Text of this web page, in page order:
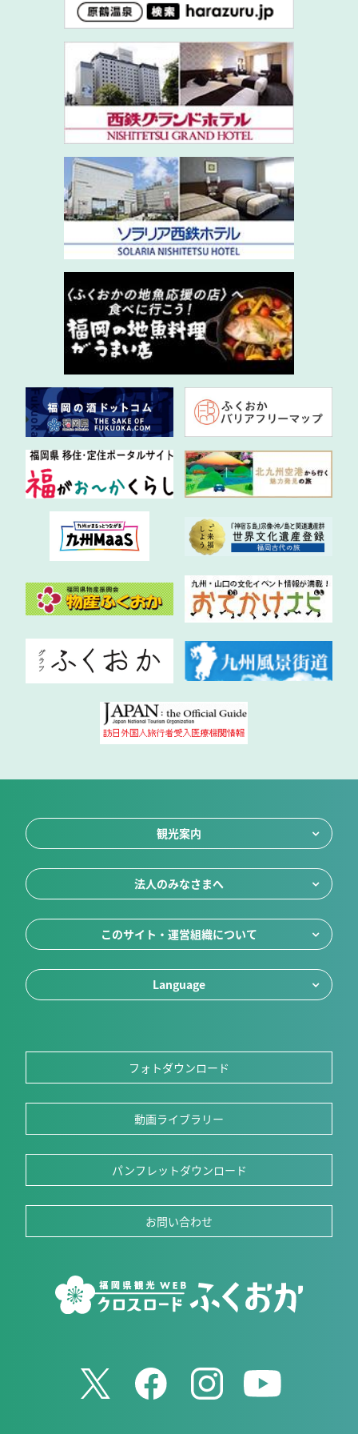
観光案内
法人のみなさまへ
このサイト・運営組織について
Language
フォトダウンロード
動画ライブラリー
パンフレットダウンロード
お問い合わせ